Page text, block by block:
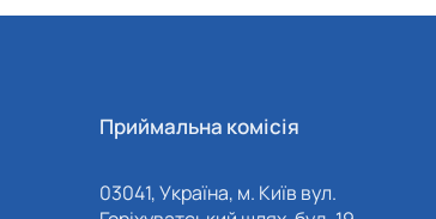
Приймальна комісія
03041, Україна, м. Київ вул.